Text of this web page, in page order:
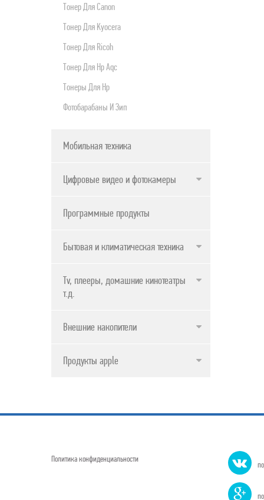
Тонер Для Canon
Тонер Для Kyocera
Тонер Для Ricoh
Тонер Для Нр Aqc
Тонеры Для Hp
Фотобарабаны И Зип
Мобильная техника
Цифровые видео и фотокамеры
Программные продукты
Бытовая и климатическая техника
Tv, плееры, домашние кинотеатры и
т.д.
Внешние накопители
Продукты apple
Политика конфиденциальности